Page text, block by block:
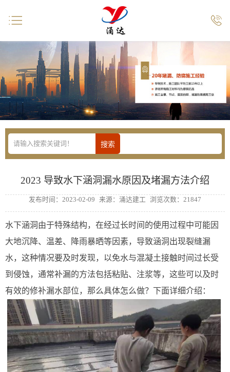
2023 导致水下涵洞漏水原因及堵漏方法介绍
发布时间：2023-02-09 来源：涌达建工 浏览次数：21847
水下涵洞由于特殊结构，在经过长时间的使用过程中可能因
大地沉降、温差、降雨暴晒等因素，导致涵洞出现裂缝漏
水，这种情况要及时发现，以免水与混凝土接触时间过长受
到侵蚀，通常补漏的方法包括粘贴、注浆等，这些可以及时
有效的修补漏水部位，那么具体怎么做？下面详细介绍：
 